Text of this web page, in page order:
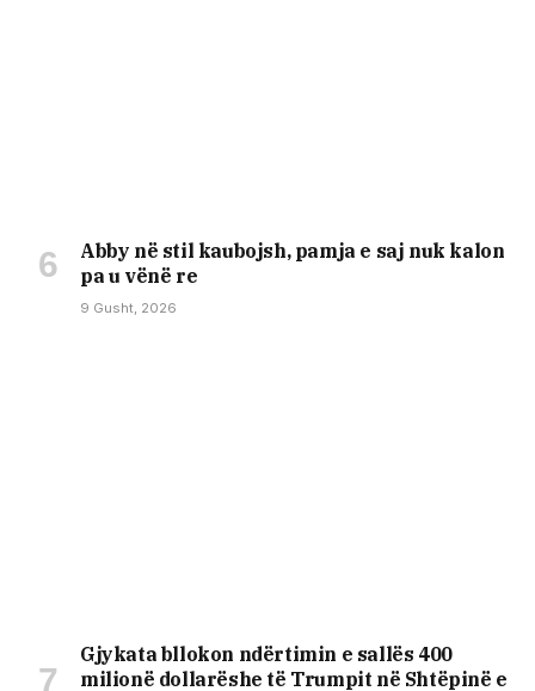
Abby në stil kaubojsh, pamja e saj nuk kalon
pa u vënë re
9 Gusht, 2026
Gjykata bllokon ndërtimin e sallës 400
milionë dollarëshe të Trumpit në Shtëpinë e